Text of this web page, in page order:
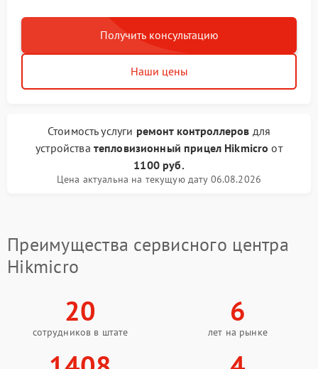
Получить консультацию
Наши цены
Стоимость услуги ремонт контроллеров для
устройства тепловизионный прицел Hikmicro от
1100 руб.
Цена актуальна на текущую дату 06.08.2026
Преимущества сервисного центра
Hikmicro
20
сотрудников в штате
6
лет на рынке